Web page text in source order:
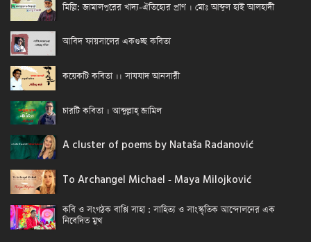
মিল্লি: জামালপুরের খাদ্য-ঐতিহ্যের প্রাণ । মোঃ আব্দুল হাই আলহাদী
আবিদ ফায়সালের একগুচ্ছ কবিতা
কয়েকটি কবিতা ।। সাযযাদ আনসারী
চারটি কবিতা । আব্দুল্লাহ্ জামিল
A cluster of poems by Nataša Radanović
To Archangel Michael - Maya Milojković
কবি ও সংগঠক বাপ্পি সাহা : সাহিত্য ও সাংস্কৃতিক আন্দোলনের এক
নিবেদিত মুখ